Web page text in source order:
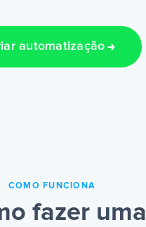
automatização
COMO FUNCIONA
fazer uma